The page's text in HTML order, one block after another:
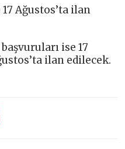
Ağustos’ta ilan
ise 17
ilan edilecek.